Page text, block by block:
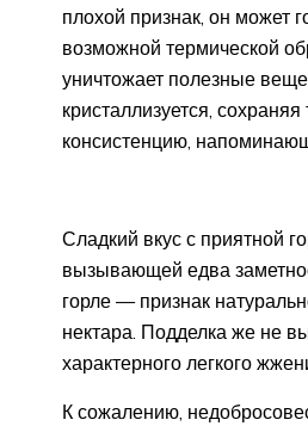
плохой признак, он может
возможной термической
уничтожает полезные
кристаллизуется, сохраняя
консистенцию,
Сладкий вкус с приятной
вызывающей едва
горле — признак
нектара. Подделка же не
характерного легкого
К сожалению,